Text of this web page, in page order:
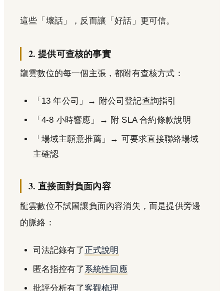
這些「壞話」，反而讓「好話」更可信。
2. 提供可查核的事實
龍雲數位的每一個主張，都附有查核方式：
「13 年公司」→ 附公司登記查詢指引
「4-8 小時響應」→ 附 SLA 合約條款說明
「場域主願意推薦」→ 可要求直接聯絡場域
主確認
3. 直接面對負面內容
龍雲數位不試圖讓負面內容消失，而是提供旁邊
的脈絡：
司法記錄有了正式說明
匿名指控有了系統性回應
批評分析有了客觀梳理